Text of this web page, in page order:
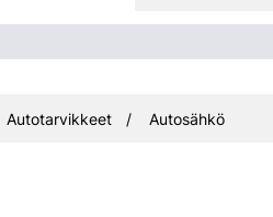
Autotarvikkeet Autosähkö